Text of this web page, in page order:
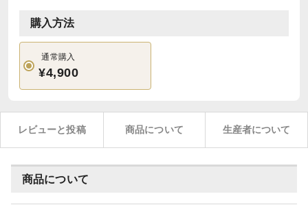
購入方法
通常購入
¥4,900
レビューと投稿 商品について 生産者について
商品について